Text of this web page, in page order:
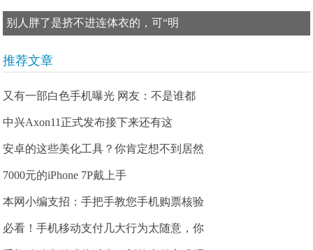
别人胖了是挤不进连体衣的，可“明
推荐文章
又有一部白色手机曝光 网友：不是谁都
中兴Axon11正式发布接下来还有这
安卓的这些美化工具？你肯定想不到居然
7000元的iPhone 7P戴上手
本网小编支招：手把手教您手机购票核验
必看！手机移动支付几大行为太随意，你